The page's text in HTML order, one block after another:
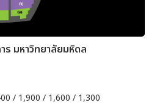
ร มหาวิทยาลัยมหิดล
/ 1,900 / 1,600 / 1,300